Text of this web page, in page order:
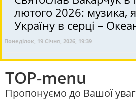
лютого 2026: музика,
Україну в серці –
Понеділок, 19 Січня, 2026, 19:39
TOP-menu
Пропонуємо до Вашої